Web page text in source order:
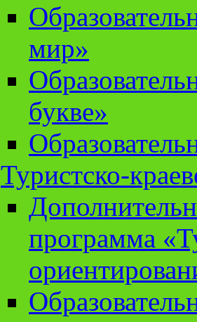
мир»
букве»
Туристско-
программа